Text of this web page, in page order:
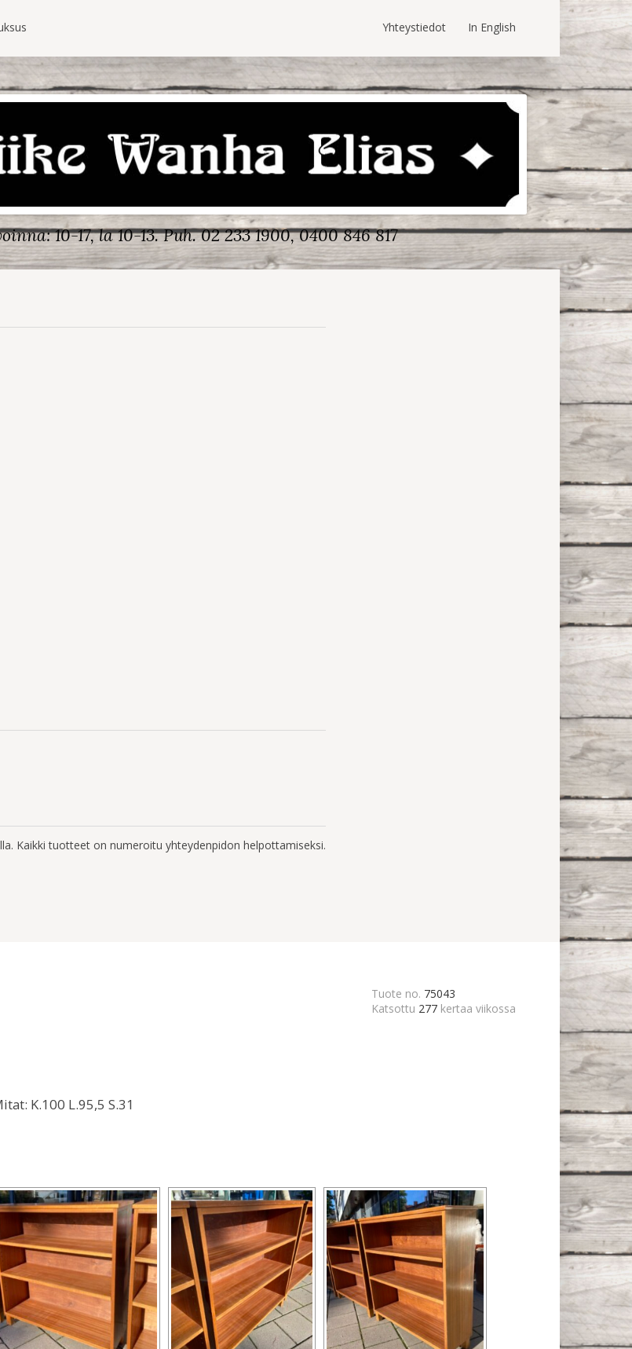
In English
Yhteystiedot
10-17, la 10-13.Puh. 02 233 1900, 0400 846 817
Kaikki tuotteet on numeroitu yhteydenpidon helpottamiseksi.
Tuote no. 75043
Katsottu 277 kertaa viikossa
K.100 L.95,5 S.31